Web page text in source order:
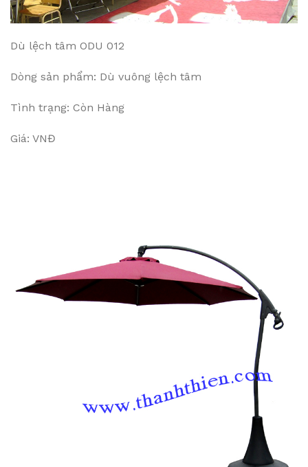
Dù lệch tâm ODU 012
Dòng sản phẩm: Dù vuông lệch tâm
Tình trạng: Còn Hàng
Giá: VNĐ